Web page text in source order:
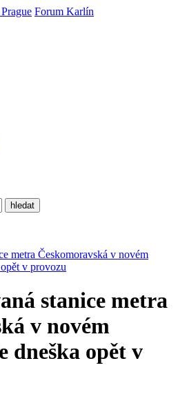
Forum Karlín
metra Českomoravská v novém
v provozu
stanice metra
v novém
dneška opět v